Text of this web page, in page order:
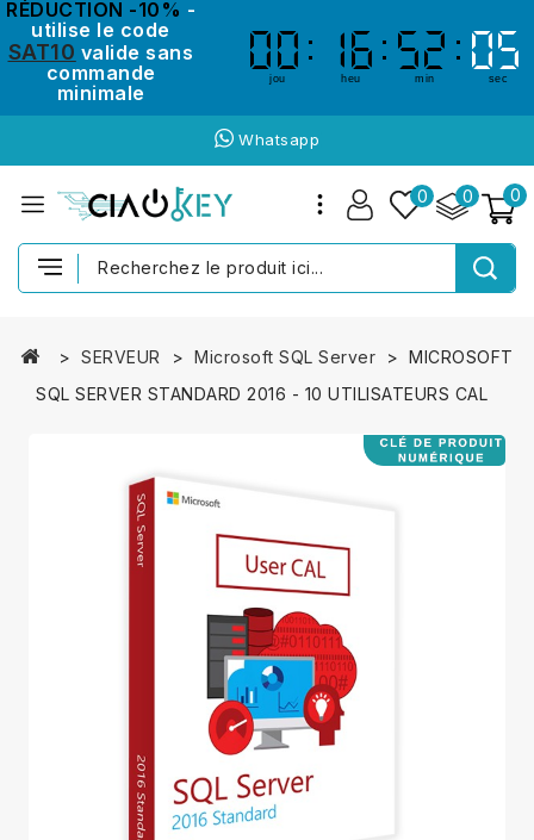
RÉDUCTION -10% -
utilise le code
SAT10 valide sans
commande
minimale
00
00
jou
16
16
heu
52
52
min
04
04
sec
Whatsapp
0
0
0
SERVEUR Microsoft SQL Server
MICROSOFT
SQL SERVER STANDARD 2016 - 10 UTILISATEURS CAL